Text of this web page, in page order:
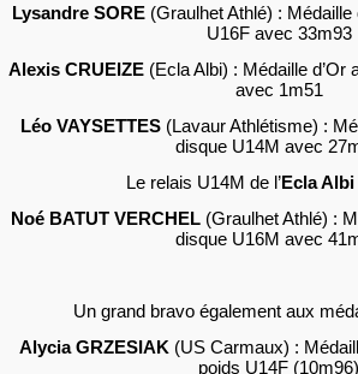
Lysandre SORE (Graulhet Athlé) :
U16F avec 33m93
Alexis CRUEIZE (Ecla Albi) : Médaille
avec 1m51
Léo VAYSETTES (Lavaur Athlétisme) :
disque U14M avec
Le relais U14M de l’Ecla
Noé BATUT VERCHEL (Graulhet Athlé) :
disque U16M avec
Un grand bravo également aux
Alycia GRZESIAK (US Carmaux) :
poids U14F